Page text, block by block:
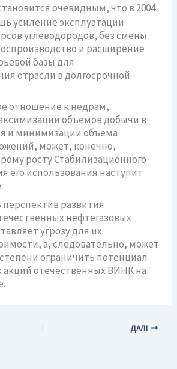
очевидным, что в 2004
усиление эксплуатации
углеводородов, без смены
и расширение
базы для
отрасли в долгосрочной
отношение к недрам,
объемов добычи в
и минимизации объема
может, конечно,
росту Стабилизационного
его использования наступит
развития
нефтегазовых
угрозу для их
а, следовательно, может
ограничить потенциал
акций отечественных ВИНК на
ДАЛІ